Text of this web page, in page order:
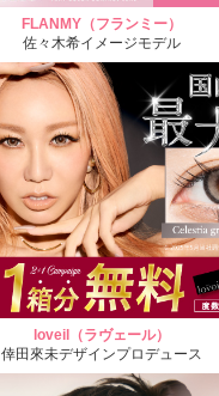
FLANMY（フランミー）
佐々木希イメージモデル
loveil（ラヴェール）
倖田來未デザインプロデュース